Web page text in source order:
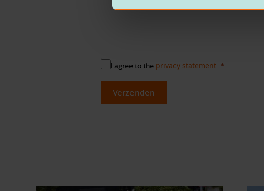
I agree to the privacy statement
Verzenden